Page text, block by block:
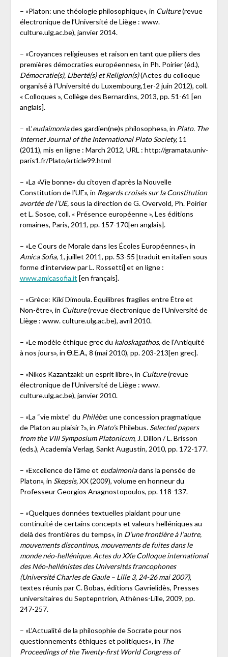
– «Platon: une théologie philosophique», in Culture(revue
électronique de l’Université de Liège : www.
culture.ulg.ac.be), janvier 2014.
– «Croyances religieuses et raison en tant que piliers des
premières démocraties européennes», in Ph. Poirier (éd.),
Démocratie(s), Liberté(s) et Religion(s)(Actes du colloque
organisé à l’Université du Luxembourg,1er-2 juin 2012), coll.
« Colloques », Collège des Bernardins, 2013, pp. 51-61 [en
anglais].
– «L’eudaimoniades gardien(ne)s philosophes», in Plato. The
Internet Journal of the International Plato Society, 11
(2011), mis en ligne : March 2012, URL : http://gramata.univ-
paris1.fr/Plato/article99.html
– «La «Vie bonne» du citoyen d’après la Nouvelle
Constitution de l’UE», in Regards croisés sur la Constitution
avortée de l’UE,sous la direction de G. Overvold, Ph. Poirier
et L. Sosoe, coll. « Présence européenne », Les éditions
romaines, Paris, 2011, pp. 157-170[en anglais].
– «Le Cours de Morale dans les Écoles Européennes», in
Amica Sofia, 1, juillet 2011, pp. 53-55 [traduit en italien sous
forme d’interview par L. Rossetti] et en ligne :
www.amicasofia.it [en français].
– «Grèce: Kiki Dimoula. Équilibres fragiles entre Être et
Non-être», in Culture(revue électronique de l’Université de
Liège : www. culture.ulg.ac.be), avril 2010.
– «Le modèle éthique grec du kaloskagathos, de l’Antiquité
à nos jours», in Θ.Ε.Α., 8 (mai 2010), pp. 203-213[en grec].
– «Nikos Kazantzaki: un esprit libre», in Culture(revue
électronique de l’Université de Liège : www.
culture.ulg.ac.be), janvier 2010.
– «La “vie mixte” du Philèbe: une concession pragmatique
de Platon au plaisir ?», in Plato’sPhilebus. Selected papers
from the VIII Symposium Platonicum, J. Dillon / L. Brisson
(eds.), Academia Verlag, Sankt Augustin, 2010, pp. 172-177.
– «Excellence de l’âme et eudaimoniadans la pensée de
Platon», in Skepsis,XX (2009), volume en honneur du
Professeur Georgios Anagnostopoulos, pp. 118-137.
– «Quelques données textuelles plaidant pour une
continuité de certains concepts et valeurs helléniques au
delà des frontières du temps», in D’une frontière à l’autre,
mouvements discontinus, mouvements de fuites dans le
monde néo-hellénique. Actes du XXe Colloque international
des Néo-hellénistes des Universités francophones
(Université Charles de Gaule – Lille 3, 24-26 mai 2007),
textes réunis par C. Bobas, éditions Gavrielidès, Presses
universitaires du Septepntrion, Athènes-Lille, 2009, pp.
247-257.
– «L’Actualité de la philosophie de Socrate pour nos
questionnements éthiques et politiques»,in The
Proceedings of the Twenty-first World Congress of